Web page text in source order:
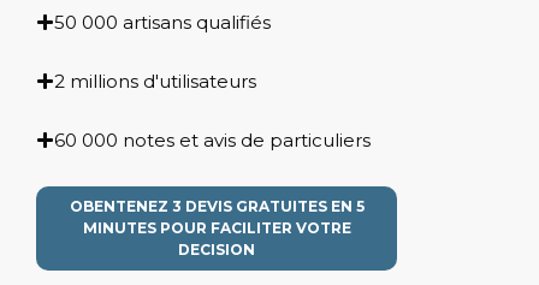
50 000 artisans qualifiés
2 millions d'utilisateurs
60 000 notes et avis de particuliers
OBENTENEZ 3 DEVIS GRATUITES EN 5
MINUTES POUR FACILITER VOTRE
DECISION